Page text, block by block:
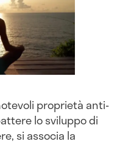
proprietà anti-
lo sviluppo di
si associa la